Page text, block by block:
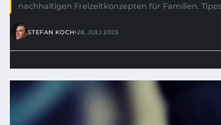
STEFAN KOCH•28. JULI 2025